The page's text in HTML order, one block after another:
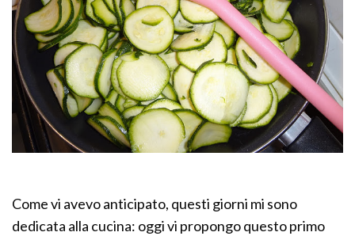
Come vi avevo anticipato, questi giorni mi sono
dedicata alla cucina: oggi vi propongo questo primo